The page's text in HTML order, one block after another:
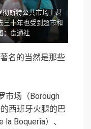
斯特公共市场上甚
三十年也受到超市和
：食通社
名的当然是那些
市场（Borough
西班牙火腿的巴
Boqueria）、